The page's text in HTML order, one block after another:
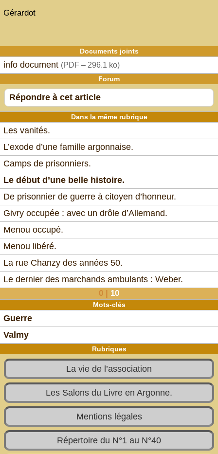
Gérardot
Documents joints
info document (PDF – 296.1 ko)
Forum
Répondre à cet article
Dans la même rubrique
Les vanités.
L’exode d’une famille argonnaise.
Camps de prisonniers.
Le début d’une belle histoire.
De prisonnier de guerre à citoyen d’honneur.
Givry occupée : avec un drôle d’Allemand.
Menou occupé.
Menou libéré.
La rue Chanzy des années 50.
Le dernier des marchands ambulants : Weber.
0 | 10
Mots-clés
Guerre
Valmy
Rubriques
La vie de l’association
Les Salons du Livre en Argonne.
Mentions légales
Répertoire du N°1 au N°40